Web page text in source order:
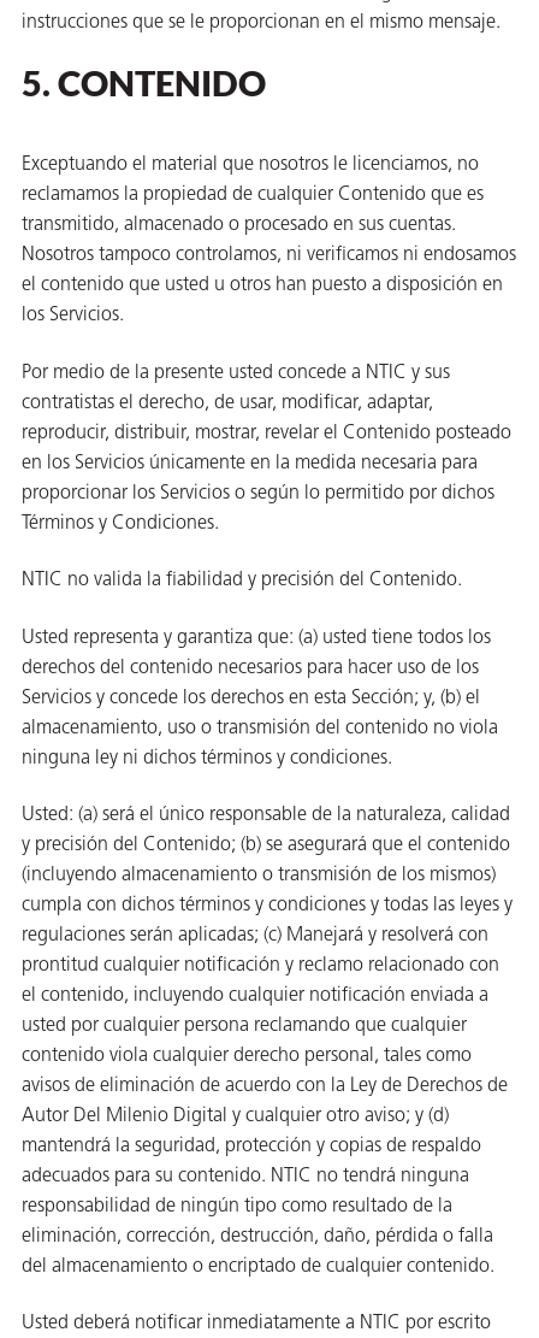
instrucciones que se le proporcionan en el mismo mensaje.
5. CONTENIDO
Exceptuando el material que nosotros le licenciamos, no
reclamamos la propiedad de cualquier Contenido que es
transmitido, almacenado o procesado en sus cuentas.
Nosotros tampoco controlamos, ni verificamos ni endosamos
el contenido que usted u otros han puesto a disposición en
los Servicios.
Por medio de la presente usted concede a NTIC y sus
contratistas el derecho, de usar, modificar, adaptar,
reproducir, distribuir, mostrar, revelar el Contenido posteado
en los Servicios únicamente en la medida necesaria para
proporcionar los Servicios o según lo permitido por dichos
Términos y Condiciones.
NTIC no valida la fiabilidad y precisión del Contenido.
Usted representa y garantiza que: (a) usted tiene todos los
derechos del contenido necesarios para hacer uso de los
Servicios y concede los derechos en esta Sección; y, (b) el
almacenamiento, uso o transmisión del contenido no viola
ninguna ley ni dichos términos y condiciones.
Usted: (a) será el único responsable de la naturaleza, calidad
y precisión del Contenido; (b) se asegurará que el contenido
(incluyendo almacenamiento o transmisión de los mismos)
cumpla con dichos términos y condiciones y todas las leyes y
regulaciones serán aplicadas; (c) Manejará y resolverá con
prontitud cualquier notificación y reclamo relacionado con
el contenido, incluyendo cualquier notificación enviada a
usted por cualquier persona reclamando que cualquier
contenido viola cualquier derecho personal, tales como
avisos de eliminación de acuerdo con la Ley de Derechos de
Autor Del Milenio Digital y cualquier otro aviso; y (d)
mantendrá la seguridad, protección y copias de respaldo
adecuados para su contenido. NTIC no tendrá ninguna
responsabilidad de ningún tipo como resultado de la
eliminación, corrección, destrucción, daño, pérdida o falla
del almacenamiento o encriptado de cualquier contenido.
Usted deberá notificar inmediatamente a NTIC por escrito